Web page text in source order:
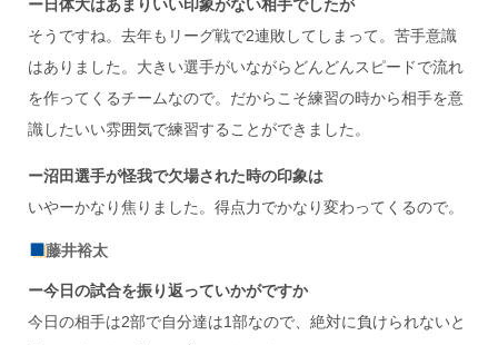
ー日体大はあまりいい印象がない相手でしたが
そうですね。去年もリーグ戦で2連敗してしまって。苦手意識
はありました。大きい選手がいながらどんどんスピードで流れ
を作ってくるチームなので。だからこそ練習の時から相手を意
識したいい雰囲気で練習することができました。
ー沼田選手が怪我で欠場された時の印象は
いやーかなり焦りました。得点力でかなり変わってくるので。
藤井裕太
ー今日の試合を振り返っていかがですか
今日の相手は2部で自分達は1部なので、絶対に負けられないと